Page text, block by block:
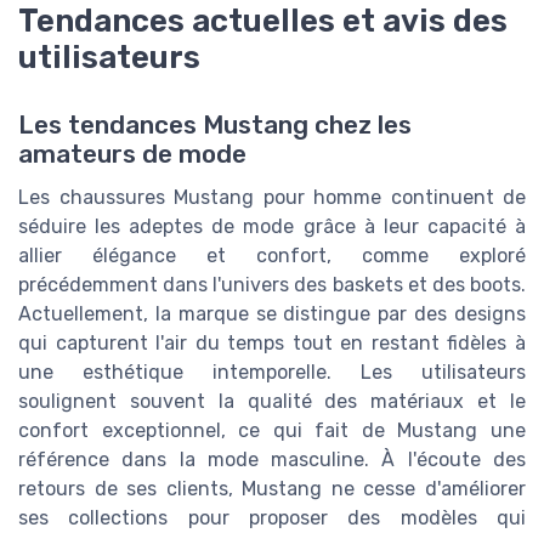
Tendances actuelles et avis des
utilisateurs
Les tendances Mustang chez les
amateurs de mode
Les chaussures Mustang pour homme continuent de
séduire les adeptes de mode grâce à leur capacité à
allier élégance et confort, comme exploré
précédemment dans l'univers des baskets et des boots.
Actuellement, la marque se distingue par des designs
qui capturent l'air du temps tout en restant fidèles à
une esthétique intemporelle. Les utilisateurs
soulignent souvent la qualité des matériaux et le
confort exceptionnel, ce qui fait de Mustang une
référence dans la mode masculine. À l'écoute des
retours de ses clients, Mustang ne cesse d'améliorer
ses collections pour proposer des modèles qui